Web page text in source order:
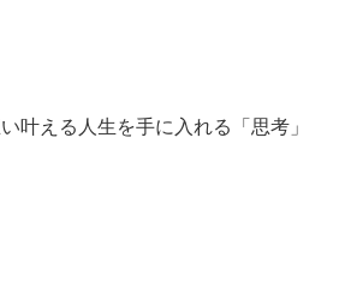
叶える人生を手に入れる「思考」